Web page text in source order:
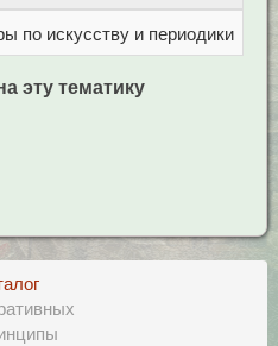
по искусству и периодики
эту тематику